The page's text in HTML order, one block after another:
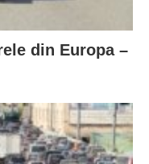
din Europa –